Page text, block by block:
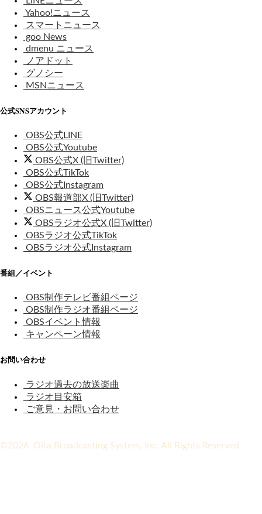
Yahoo!ニュース
スマートニュース
goo News
dmenu ニュース
ノアドット
グノシー
MSNニュース
公式SNSアカウント
OBS公式LINE
OBS公式Youtube
OBS公式X (旧Twitter)
OBS公式TikTok
OBS公式Instagram
OBS報道部X (旧Twitter)
OBSニュース公式Youtube
OBSラジオ公式X (旧Twitter)
OBSラジオ公式TikTok
OBSラジオ公式Instagram
番組／イベント
OBS制作テレビ番組ページ
OBS制作ラジオ番組ページ
OBSイベント情報
キャンペーン情報
お問い合わせ
ラジオ過去の放送楽曲
ラジオ目安箱
ご意見・お問い合わせ
©2026 Oita Broadcasting System, Inc. All Rights Reserved.